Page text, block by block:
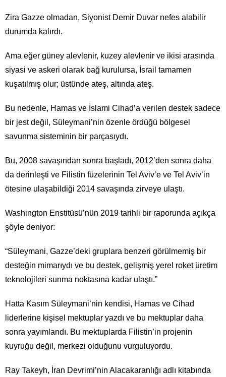
Zira Gazze olmadan, Siyonist Demir Duvar nefes alabilir
durumda kalırdı.
Ama eğer güney alevlenir, kuzey alevlenir ve ikisi arasında
siyasi ve askeri olarak bağ kurulursa, İsrail tamamen
kuşatılmış olur; üstünde ateş, altında ateş.
Bu nedenle, Hamas ve İslami Cihad’a verilen destek sadece
bir jest değil, Süleymani’nin özenle ördüğü bölgesel
savunma sisteminin bir parçasıydı.
Bu, 2008 savaşından sonra başladı, 2012’den sonra daha
da derinleşti ve Filistin füzelerinin Tel Aviv’e ve Tel Aviv’in
ötesine ulaşabildiği 2014 savaşında zirveye ulaştı.
Washington Enstitüsü’nün 2019 tarihli bir raporunda açıkça
şöyle deniyor:
“Süleymani, Gazze’deki gruplara benzeri görülmemiş bir
desteğin mimarıydı ve bu destek, gelişmiş yerel roket üretim
teknolojileri sunma noktasına kadar ulaştı.”
Hatta Kasım Süleymani’nin kendisi, Hamas ve Cihad
liderlerine kişisel mektuplar yazdı ve bu mektuplar daha
sonra yayımlandı. Bu mektuplarda Filistin’in projenin
kuyruğu değil, merkezi olduğunu vurguluyordu.
Ray Takeyh, İran Devrimi’nin Alacakaranlığı adlı kitabında